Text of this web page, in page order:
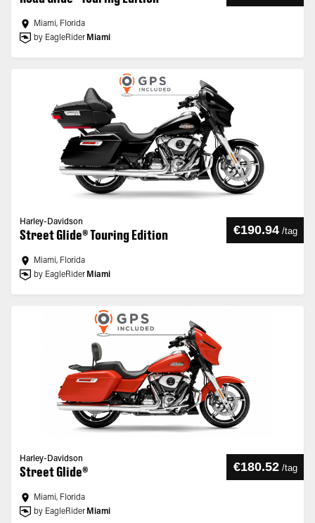
Miami, Florida
by EagleRider Miami
Harley-Davidson
Street Glide® Touring Edition €190.94 /tag
Miami, Florida
by EagleRider Miami
Harley-Davidson
Street Glide® €180.52 /tag
Miami, Florida
by EagleRider Miami